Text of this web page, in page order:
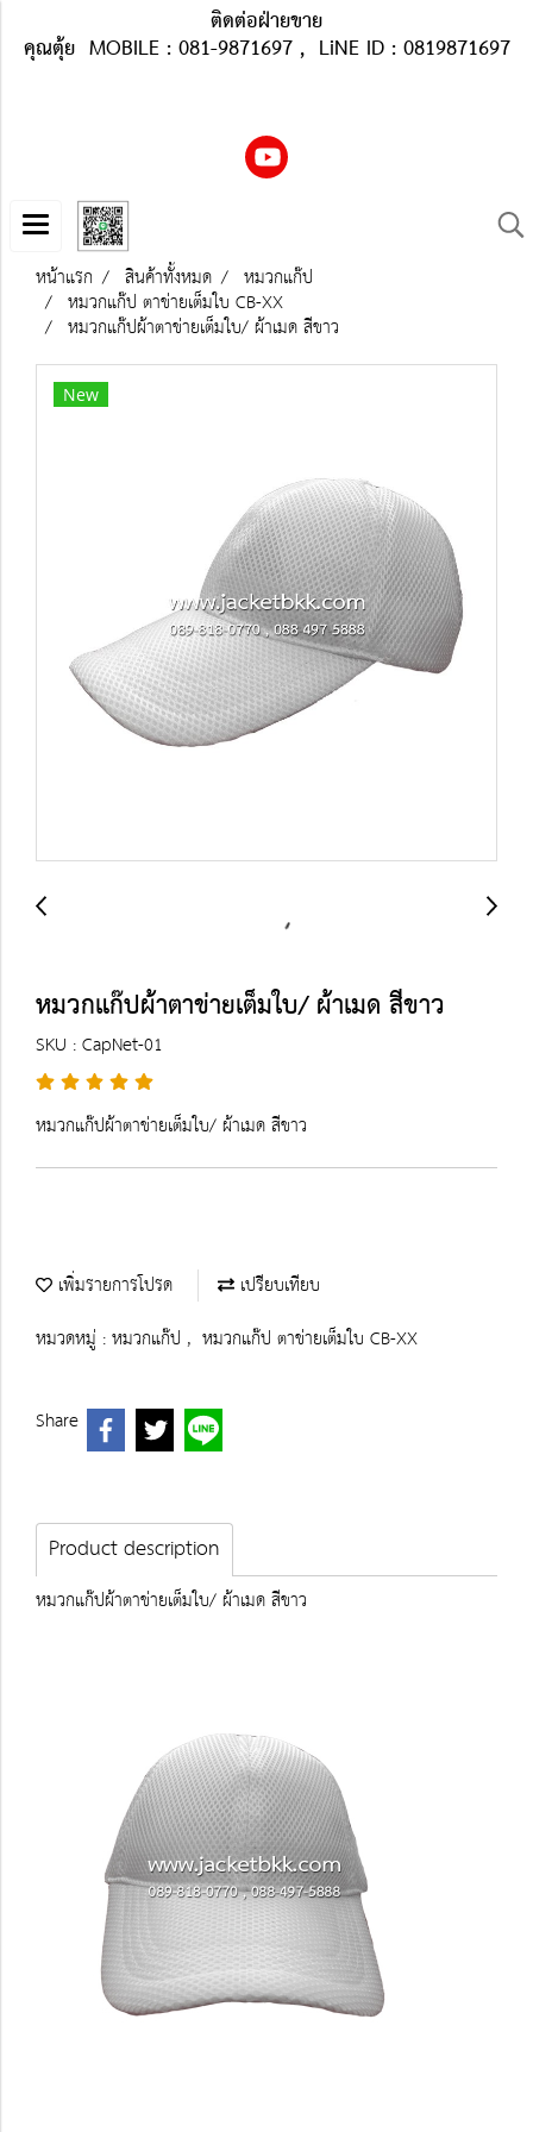
ติดต่อฝ่ายขาย
คุณตุ้ย MOBILE : 081-9871697 , LiNE ID : 0819871697
หน้าแรก สินค้าทั้งหมด หมวกแก๊ป
หมวกแก๊ป ตาข่ายเต็มใบ CB-XX
หมวกแก๊ปผ้าตาข่ายเต็มใบ/ ผ้าเมด สีขาว
New
หมวกแก๊ปผ้าตาข่ายเต็มใบ/ ผ้าเมด สีขาว
SKU : CapNet-01
หมวกแก๊ปผ้าตาข่ายเต็มใบ/ ผ้าเมด สีขาว
เพิ่มรายการโปรด
เปรียบเทียบ
หมวดหมู่ :หมวกแก๊ป , หมวกแก๊ป ตาข่ายเต็มใบ CB-XX
Share
Product description
หมวกแก๊ปผ้าตาข่ายเต็มใบ/ ผ้าเมด สีขาว